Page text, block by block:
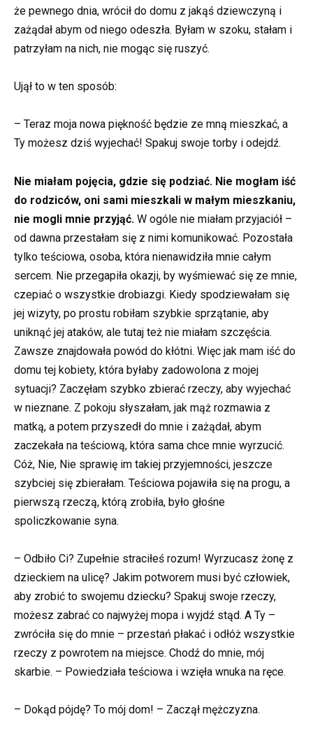
że pewnego dnia, wrócił do domu z jakąś dziewczyną i
zażądał abym od niego odeszła. Byłam w szoku, stałam i
patrzyłam na nich, nie mogąc się ruszyć.
Ujął to w ten sposób:
– Teraz moja nowa piękność będzie ze mną mieszkać, a
Ty możesz dziś wyjechać! Spakuj swoje torby i odejdź.
Nie miałam pojęcia, gdzie się podziać. Nie mogłam iść
do rodziców, oni sami mieszkali w małym mieszkaniu,
nie mogli mnie przyjąć. W ogóle nie miałam przyjaciół –
od dawna przestałam się z nimi komunikować. Pozostała
tylko teściowa, osoba, która nienawidziła mnie całym
sercem. Nie przegapiła okazji, by wyśmiewać się ze mnie,
czepiać o wszystkie drobiazgi. Kiedy spodziewałam się
jej wizyty, po prostu robiłam szybkie sprzątanie, aby
uniknąć jej ataków, ale tutaj też nie miałam szczęścia.
Zawsze znajdowała powód do kłótni. Więc jak mam iść do
domu tej kobiety, która byłaby zadowolona z mojej
sytuacji? Zaczęłam szybko zbierać rzeczy, aby wyjechać
w nieznane. Z pokoju słyszałam, jak mąż rozmawia z
matką, a potem przyszedł do mnie i zażądał, abym
zaczekała na teściową, która sama chce mnie wyrzucić.
Cóż, Nie, Nie sprawię im takiej przyjemności, jeszcze
szybciej się zbierałam. Teściowa pojawiła się na progu, a
pierwszą rzeczą, którą zrobiła, było głośne
spoliczkowanie syna.
– Odbiło Ci? Zupełnie straciłeś rozum! Wyrzucasz żonę z
dzieckiem na ulicę? Jakim potworem musi być człowiek,
aby zrobić to swojemu dziecku? Spakuj swoje rzeczy,
możesz zabrać co najwyżej mopa i wyjdź stąd. A Ty –
zwróciła się do mnie – przestań płakać i odłóż wszystkie
rzeczy z powrotem na miejsce. Chodź do mnie, mój
skarbie. – Powiedziała teściowa i wzięła wnuka na ręce.
– Dokąd pójdę? To mój dom! – Zaczął mężczyzna.